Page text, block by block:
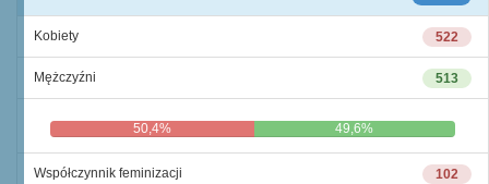
522
Kobiety
513
Mężczyźni
50,4% 49,6%
102
Współczynnik feminizacji